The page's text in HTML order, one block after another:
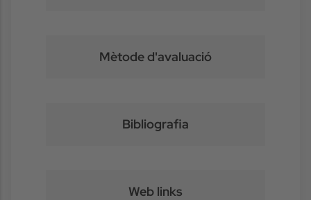
Mètode d'avaluació
Bibliografia
Web links